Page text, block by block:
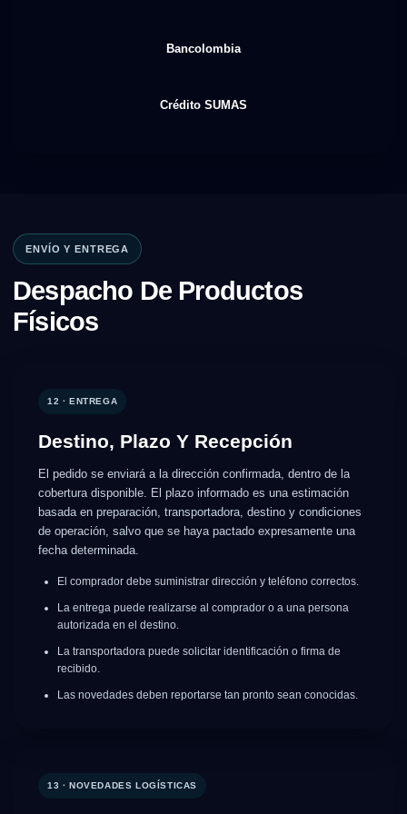
Bancolombia
Crédito SUMAS
ENVÍO Y ENTREGA
Despacho De Productos
Físicos
12 · ENTREGA
Destino, Plazo Y Recepción
El pedido se enviará a la dirección confirmada, dentro de la
cobertura disponible. El plazo informado es una estimación
basada en preparación, transportadora, destino y condiciones
de operación, salvo que se haya pactado expresamente una
fecha determinada.
El comprador debe suministrar dirección y teléfono correctos.
La entrega puede realizarse al comprador o a una persona
autorizada en el destino.
La transportadora puede solicitar identificación o firma de
recibido.
Las novedades deben reportarse tan pronto sean conocidas.
13 · NOVEDADES LOGÍSTICAS